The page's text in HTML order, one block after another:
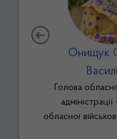
Онищук
Голова
обласної